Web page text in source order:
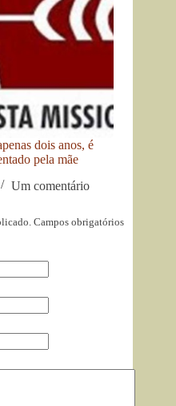
dois anos, é
pela mãe
Um comentário
Campos obrigatórios